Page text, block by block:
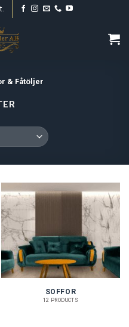
& Fåtöljer
SOFFOR
12 PRODUCTS